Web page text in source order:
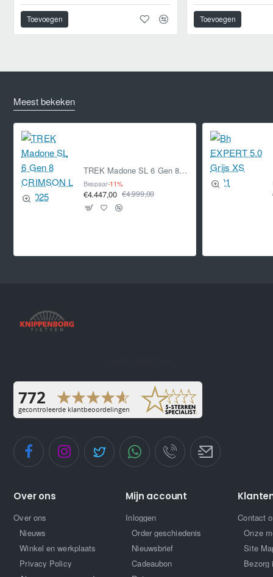
Toevoegen Toevoegen
Meest bekeken
TREK Madone SL 6 Gen 8 CRIMSON L L 2025
Bespaar-11%
€4.447,00 €4.999,00
Over ons
Over ons
Nieuws
Winkel en werkplaats
Privacy Policy
Mijn account
Inloggen
Order geschiedenis
Nieuwsbrief
Cadeaubon
Contact
Onze
Site
Bezorg